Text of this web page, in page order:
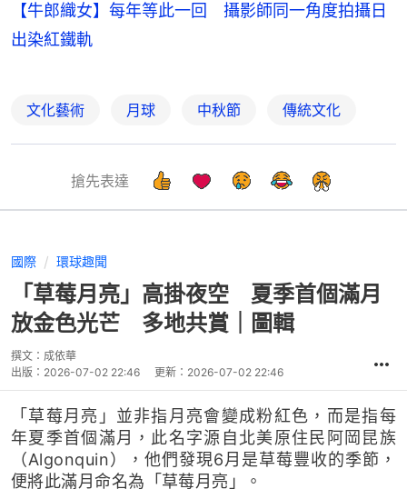
【牛郎織女】每年等此一回 攝影師同一角度拍攝日
出染紅鐵軌
文化藝術 月球 中秋節 傳統文化
搶先表達
國際 環球趣聞
「草莓月亮」高掛夜空 夏季首個滿月
放金色光芒 多地共賞｜圖輯
撰文： 成依華
出版： 2026-07-02 22:46 更新： 2026-07-02 22:46
「草莓月亮」並非指月亮會變成粉紅色，而是指每
年夏季首個滿月，此名字源自北美原住民阿岡昆族
（Algonquin），他們發現6月是草莓豐收的季節，
便將此滿月命名為「草莓月亮」。